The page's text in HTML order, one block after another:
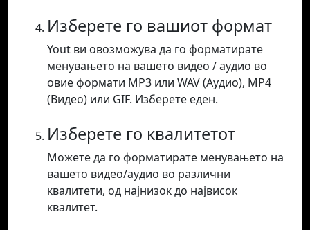
Изберете го вашиот формат
Yout ви овозможува да го форматирате
менувањето на вашето видео / аудио во
овие формати MP3 или WAV (Аудио), MP4
(Видео) или GIF. Изберете еден.
Изберете го квалитетот
Можете да го форматирате менувањето на
вашето видео/аудио во различни
квалитети, од најнизок до највисок
квалитет.